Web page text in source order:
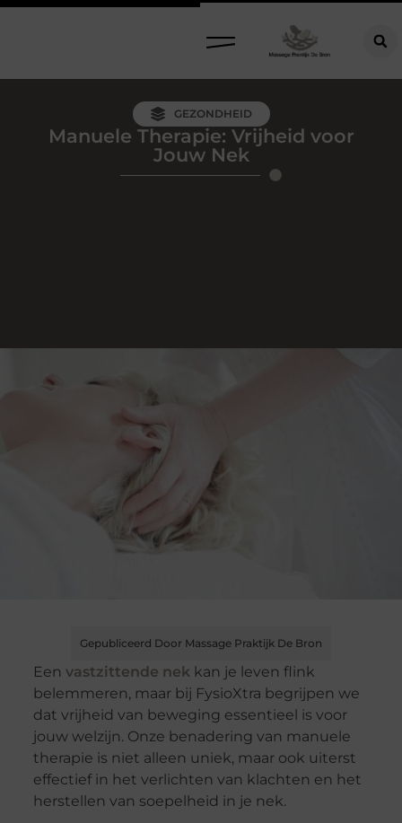
GEZONDHEID
Manuele Therapie: Vrijheid voor
Jouw Nek
Gepubliceerd Door Massage Praktijk De Bron
Een vastzittende nekkan je leven flink
belemmeren, maar bij FysioXtra begrijpen we
dat vrijheid van beweging essentieel is voor
jouw welzijn. Onze benadering van manuele
therapie is niet alleen uniek, maar ook uiterst
effectief in het verlichten van klachten en het
herstellen van soepelheid in je nek.